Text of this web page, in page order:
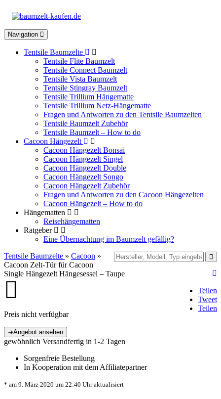
Toggle
navigation
Navigation
Tentsile Baumzelte
Tentsile Flite Baumzelt
Tentsile Connect Baumzelt
Tentsile Vista Baumzelt
Tentsile Stingray Baumzelt
Tentsile Trillium Hängematte
Tentsile Trillium Netz-Hängematte
Fragen und Antworten zu den Tentsile Baumzelten
Tentsile Baumzelt Zubehör
Tentsile Baumzelt – How to do
Cacoon Hängezelt
Cacoon Hängezelt Bonsai
Cacoon Hängezelt Singel
Cacoon Hängezelt Double
Cacoon Hängezelt Songo
Cacoon Hängezelt Zubehör
Fragen und Antworten zu den Cacoon Hängezelten
Cacoon Hängezelt – How to do
Hängematten
Reisehängematten
Ratgeber
Eine Übernachtung im Baumzelt gefällig?
Tentsile Baumzelte » Cacoon »
Cacoon Zelt-Tür für Cacoon
Single Hängezelt Hängesessel – Taupe
Teilen
Tweet
Teilen
Preis nicht verfügbar
gewöhnlich Versandfertig in 1-2 Tagen
Sorgenfreie Bestellung
In Kooperation mit dem Affiliatepartner
* am 9. März 2020 um 22:40 Uhr aktualisiert